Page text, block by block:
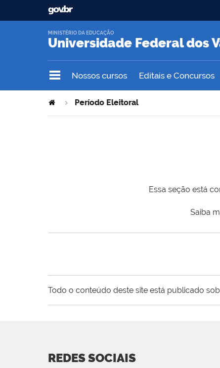
Universidade Federal dos
MINISTÉRIO DA EDUCAÇÃO
Nossos cursos Editais e Concursos
Período Eleitoral
Essa seção está
Saiba
Todo o conteúdo deste site está publicado
REDES SOCIAIS